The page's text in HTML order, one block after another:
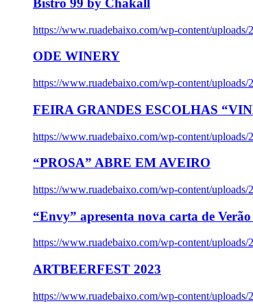
Bistro 99 by Chakall
https://www.ruadebaixo.com/wp-content/
ODE WINERY
https://www.ruadebaixo.com/wp-content/
FEIRA GRANDES ESCOLHAS
https://www.ruadebaixo.com/wp-content/
“PROSA” ABRE EM AVEIRO
https://www.ruadebaixo.com/wp-content/
“Envy” apresenta nova carta de
https://www.ruadebaixo.com/wp-content/
ARTBEERFEST 2023
https://www.ruadebaixo.com/wp-content/